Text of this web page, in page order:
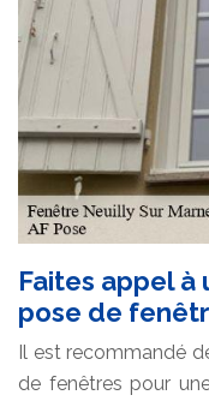
Faites appel
pose de
Il est recommandé
de fenêtres pour